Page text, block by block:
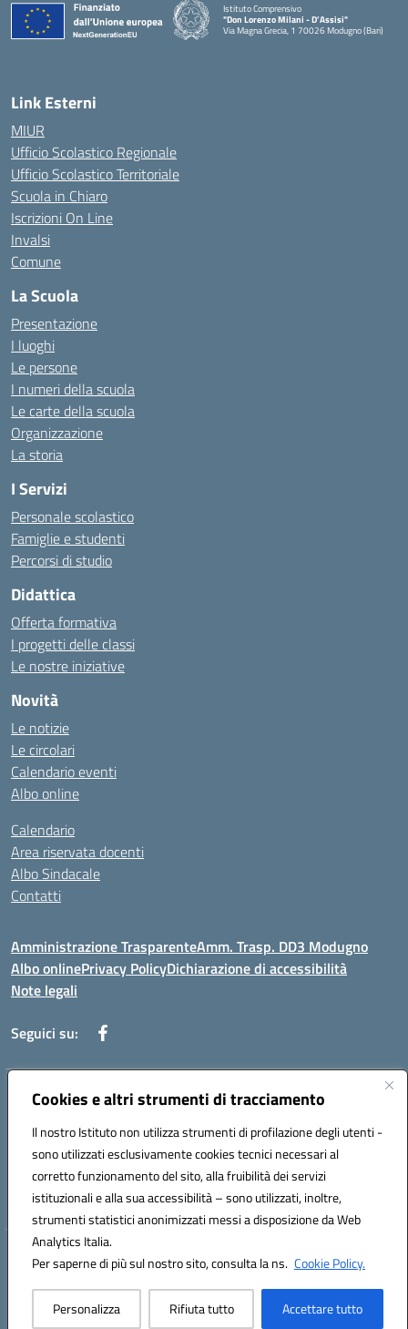
Cookies e altri strumenti di tracciamento
Il nostro Istituto non utilizza strumenti di profilazione degli utenti -
sono utilizzati esclusivamente cookies tecnici necessari al
corretto funzionamento del sito, alla fruibilità dei servizi
istituzionali e alla sua accessibilità – sono utilizzati, inoltre,
strumenti statistici anonimizzati messi a disposizione da Web
Analytics Italia.
Per saperne di più sul nostro sito, consulta la ns. Cookie Policy.
Personalizza Rifiuta tutto Accettare tutto
Istituto Comprensivo
"Don Lorenzo Milani - D’Assisi"
Via Magna Grecia, 1 70026 Modugno (Bari)
— Visita la pagina iniziale della scuola
Link Esterni
MIUR
Ufficio Scolastico Regionale
Ufficio Scolastico Territoriale
Scuola in Chiaro
Iscrizioni On Line
Invalsi
Comune
La Scuola
Presentazione
I luoghi
Le persone
I numeri della scuola
Le carte della scuola
Organizzazione
La storia
I Servizi
Personale scolastico
Famiglie e studenti
Percorsi di studio
Didattica
Offerta formativa
I progetti delle classi
Le nostre iniziative
Novità
Le notizie
Le circolari
Calendario eventi
Albo online
Calendario
Area riservata docenti
Albo Sindacale
Contatti
Amministrazione TrasparenteAmm. Trasp. DD3 Modugno
Albo onlinePrivacy PolicyDichiarazione di accessibilità
Note legali
Seguici su:
Indirizzo:Via Magna Grecia, 1 - 70026 Modugno (Bari)
Posta elettronica certificata (PEC):baic8ap005@pec.istruzione.it
Codice fiscale: 93548950729
Codice meccanografico: BAIC8AP005
Hosting & Powered by 3D Solution S.r.l.
Concept & Design by Designers Italia